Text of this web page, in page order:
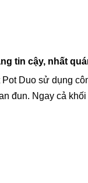
tin cậy, nhất
Pot Duo sử dụng
đun. Ngay cả